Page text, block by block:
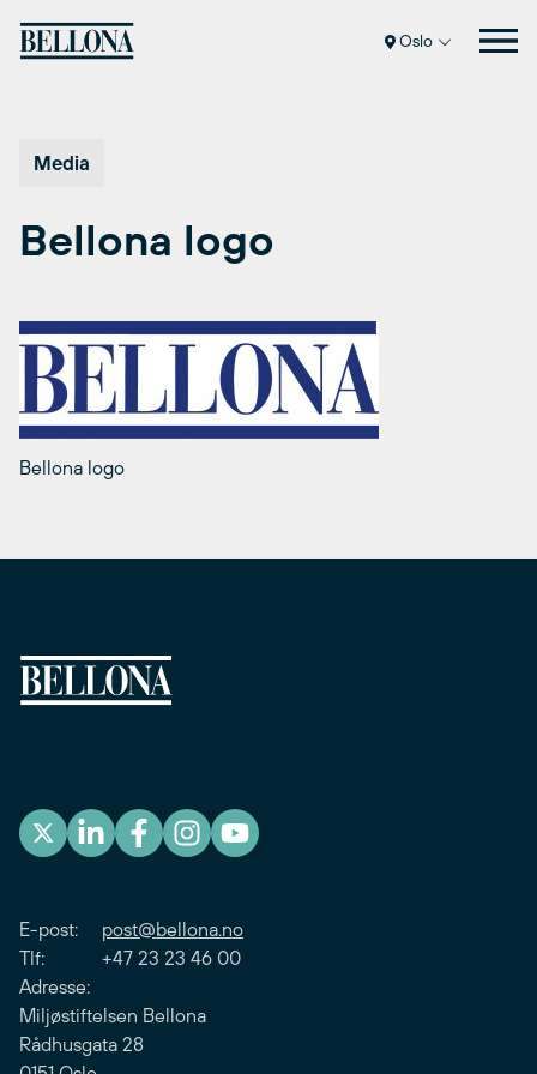
Oslo
Media
Bellona logo
Bellona logo
E-post: post@bellona.no
Tlf: +47 23 23 46 00
Adresse:
Miljøstiftelsen Bellona
Rådhusgata 28